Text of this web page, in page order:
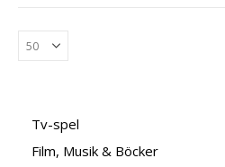
Tv-spel
Film, Musik & Böcker